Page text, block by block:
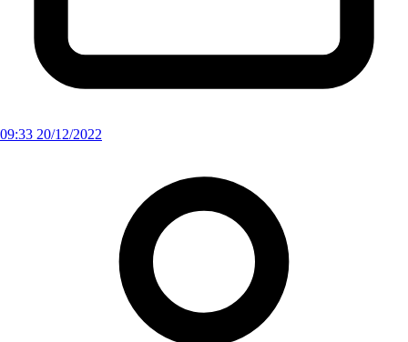
09:33 20/12/2022